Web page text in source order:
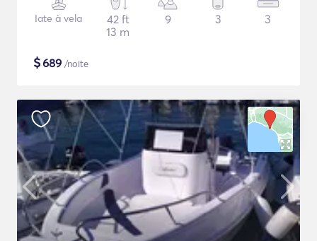
Iate à vela
42 ft
13 m
9 3 3
$689 /noite